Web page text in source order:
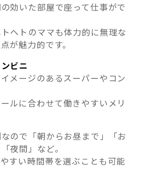
効いた部屋で座って仕事がで
ヘトのママも体力的に無理な
が魅力的です。
ビニ
メージのあるスーパーやコン
ルに合わせて働きやすいメリ
ので「朝からお昼まで」「お
夜間」など。
すい時間帯を選ぶことも可能